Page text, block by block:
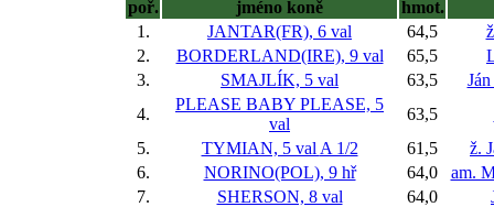
poř. jméno koně
hmot.
1.
JANTAR(FR), 6 val 64,5
2.
BORDERLAND(IRE), 9 val 65,5
3.
SMAJLÍK, 5 val 63,5
4.
PLEASE BABY PLEASE, 5
val
63,5
5.
TYMIAN, 5 val A 1/2 61,5
ž.
6.
NORINO(POL), 9 hř 64,0
am.
7.
SHERSON, 8 val 64,0